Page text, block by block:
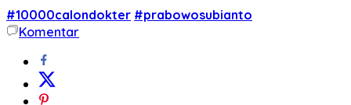
#10000calondokter #prabowosubianto
Komentar